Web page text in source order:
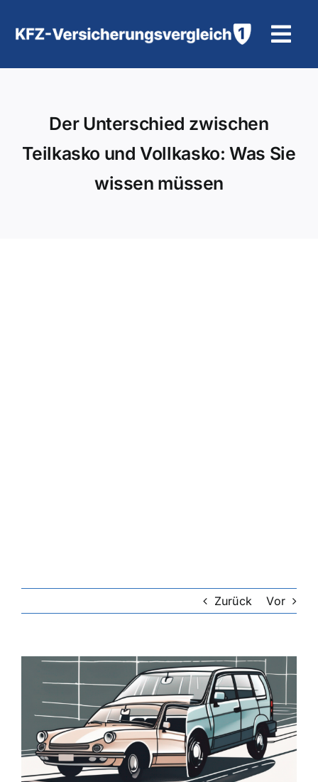
Inhalt
Motorradversicherung
Der Unterschied zwischen
Teilkasko und Vollkasko: Was Sie
wissen müssen
Zurück Vor
Zeige
grösseres